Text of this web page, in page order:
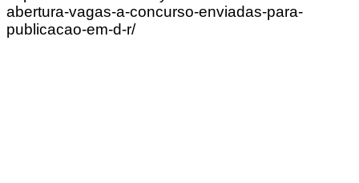
abertura-vagas-a-concurso-enviadas-para-
publicacao-em-d-r/